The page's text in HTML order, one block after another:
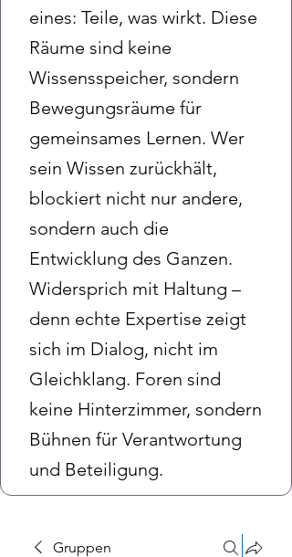
eines: Teile, was wirkt. Diese
Räume sind keine
Wissensspeicher, sondern
Bewegungsräume für
gemeinsames Lernen. Wer
sein Wissen zurückhält,
blockiert nicht nur andere,
sondern auch die
Entwicklung des Ganzen.
Widersprich mit Haltung –
denn echte Expertise zeigt
sich im Dialog, nicht im
Gleichklang. Foren sind
keine Hinterzimmer, sondern
Bühnen für Verantwortung
und Beteiligung.
Gruppen